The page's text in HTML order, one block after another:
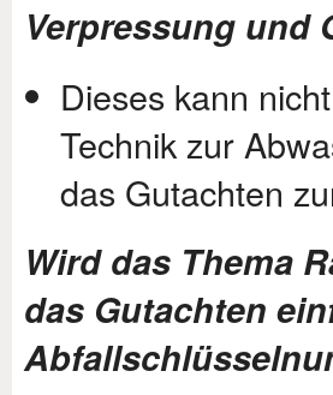
Verpressung und
Dieses kann
Technik zur
das Gutachten
Wird das Thema
das Gutachten